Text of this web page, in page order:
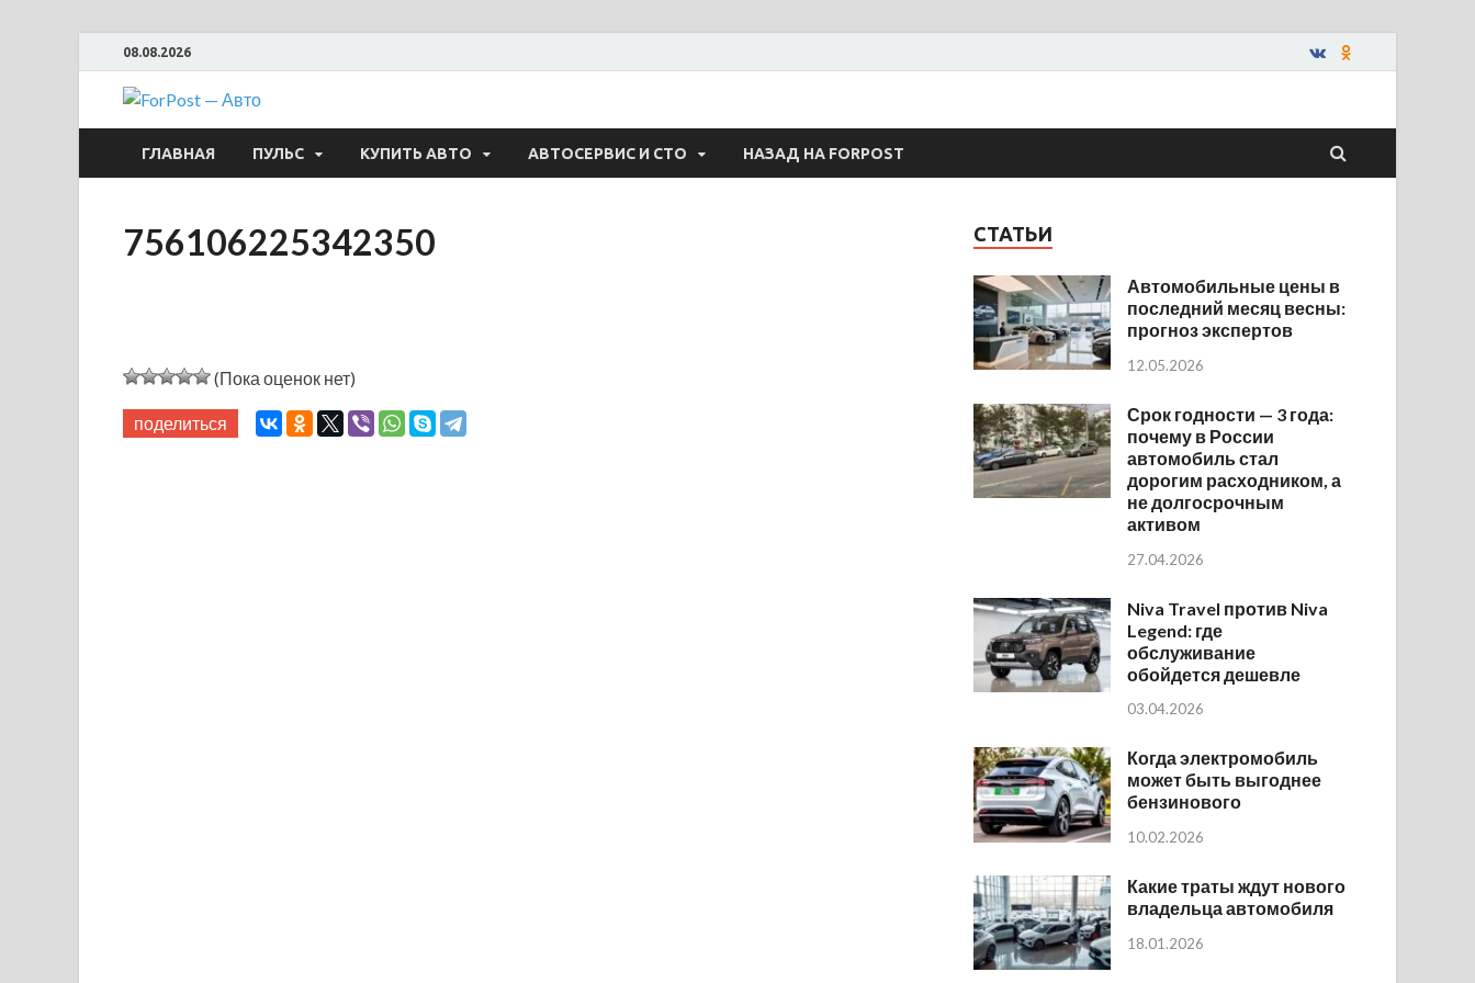
08.08.2026
ForPost — Авто
ГЛАВНАЯ ПУЛЬС КУПИТЬ АВТО АВТОСЕРВИС И СТО НАЗАД НА FORPOST
756106225342350
(Пока оценок нет)
поделиться
СТАТЬИ
Автомобильные цены в
последний месяц весны:
прогноз экспертов
12.05.2026
Срок годности — 3 года:
почему в России
автомобиль стал
дорогим расходником, а
не долгосрочным
активом
27.04.2026
Niva Travel против Niva
Legend: где
обслуживание
обойдется дешевле
03.04.2026
Когда электромобиль
может быть выгоднее
бензинового
10.02.2026
Какие траты ждут нового
владельца автомобиля
18.01.2026